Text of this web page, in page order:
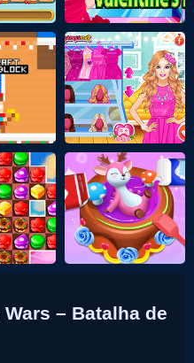
– Batalha de